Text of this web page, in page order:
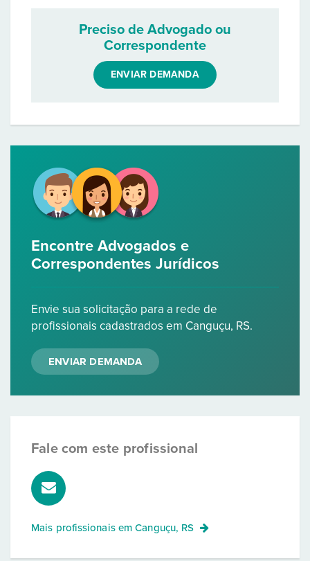
Preciso de Advogado ou
Correspondente
ENVIAR DEMANDA
Encontre Advogados e
Correspondentes Jurídicos
Envie sua solicitação para a rede de
profissionais cadastrados em Canguçu, RS.
ENVIAR DEMANDA
Fale com este profissional
Mais profissionais emCanguçu, RS